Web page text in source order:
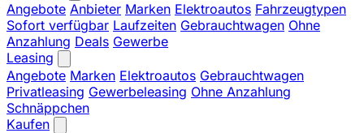
Angebote Anbieter Marken Elektroautos Fahrzeugtypen
Sofort verfügbar Laufzeiten Gebrauchtwagen Ohne
Anzahlung Deals Gewerbe
Leasing
Angebote Marken Elektroautos Gebrauchtwagen
Privatleasing Gewerbeleasing Ohne Anzahlung
Schnäppchen
Kaufen